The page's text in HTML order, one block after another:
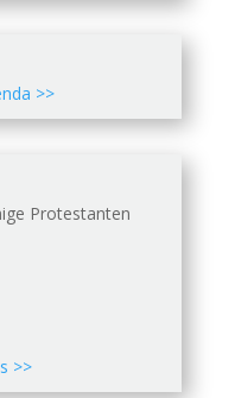
>>
Protestanten
>>